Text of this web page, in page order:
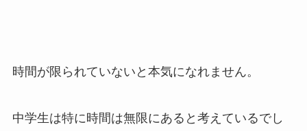
時間が限られていないと本気になれません。
中学生は特に時間は無限にあると考えているでし